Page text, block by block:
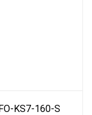
KS7-160-S